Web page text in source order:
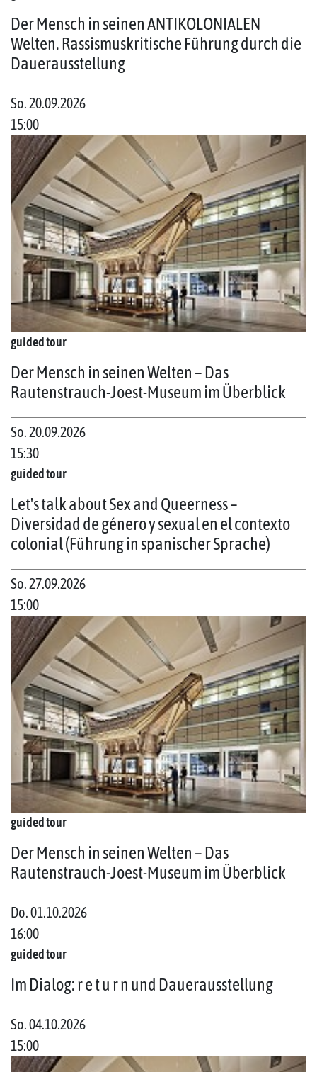
Der Mensch in seinen ANTIKOLONIALEN
Welten. Rassismuskritische Führung durch die
Dauerausstellung
So. 20.09.2026
15:00
guided tour
Der Mensch in seinen Welten – Das
Rautenstrauch-Joest-Museum im Überblick
So. 20.09.2026
15:30
guided tour
Let's talk about Sex and Queerness –
Diversidad de género y sexual en el contexto
colonial (Führung in spanischer Sprache)
So. 27.09.2026
15:00
guided tour
Der Mensch in seinen Welten – Das
Rautenstrauch-Joest-Museum im Überblick
Do. 01.10.2026
16:00
guided tour
Im Dialog: r e t u r n und Dauerausstellung
So. 04.10.2026
15:00